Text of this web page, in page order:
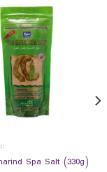
Spa Salt (330g)